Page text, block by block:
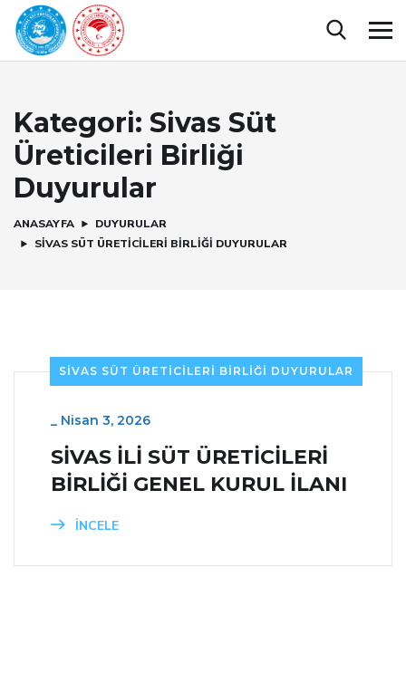
Kategori: Sivas Süt
Üreticileri Birliği
Duyurular
ANASAYFA
DUYURULAR
SIVAS SÜT ÜRETICILERI BIRLIĞI DUYURULAR
SIVAS SÜT ÜRETICILERI BIRLIĞI DUYURULAR
_ Nisan 3, 2026
SİVAS İLİ SÜT ÜRETİCİLERİ
BİRLİĞİ GENEL KURUL İLANI
İNCELE